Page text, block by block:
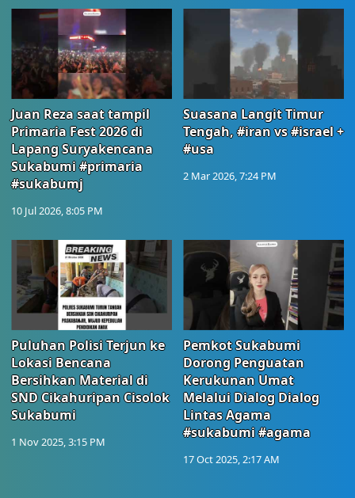
Juan Reza saat tampil
Primaria Fest 2026 di
Lapang Suryakencana
Sukabumi #primaria
#sukabumj
10 Jul 2026, 8:05 PM
Suasana Langit Timur
Tengah, #iran vs #israel +
#usa
2 Mar 2026, 7:24 PM
Puluhan Polisi Terjun ke
Lokasi Bencana
Bersihkan Material di
SND Cikahuripan Cisolok
Sukabumi
1 Nov 2025, 3:15 PM
Pemkot Sukabumi
Dorong Penguatan
Kerukunan Umat
Melalui Dialog Dialog
Lintas Agama
#sukabumi #agama
17 Oct 2025, 2:17 AM